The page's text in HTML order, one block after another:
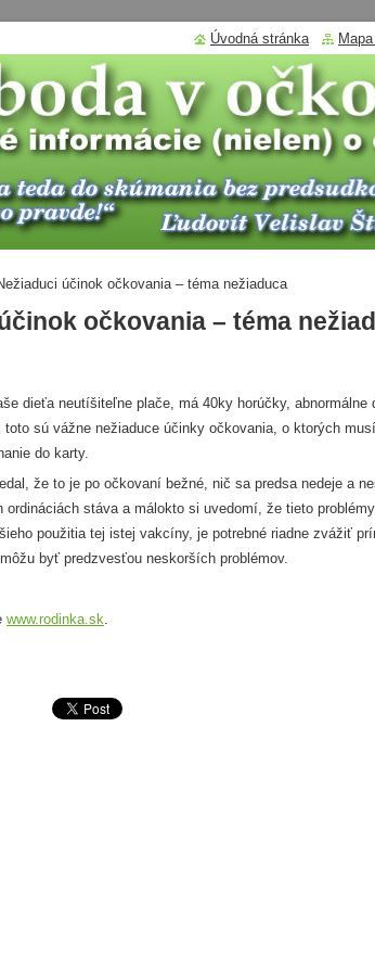
účinok očkovania – téma nežiaduca
očkovania – téma
neutíšiteľne plače, má 40ky horúčky, abnormálne
sú vážne nežiaduce účinky očkovania, o ktorých
do karty.
že to je po očkovaní bežné, nič sa predsa nedeje a
stáva a málokto si uvedomí, že tieto
použitia tej istej vakcíny, je potrebné riadne zvážiť
byť predzvesťou neskorších problémov.
www.rodinka.sk.
Úvodná stránka